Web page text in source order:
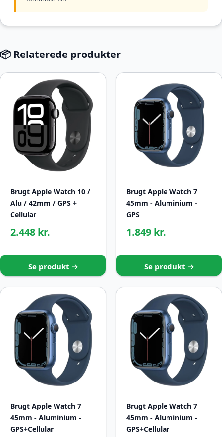
📦 Relaterede produkter
Brugt Apple Watch 10 /
Alu / 42mm / GPS +
Cellular
2.448 kr.
Se produkt →
Brugt Apple Watch 7
45mm - Aluminium -
GPS
1.849 kr.
Se produkt →
Brugt Apple Watch 7
45mm - Aluminium -
GPS+Cellular
Brugt Apple Watch 7
45mm - Aluminium -
GPS+Cellular